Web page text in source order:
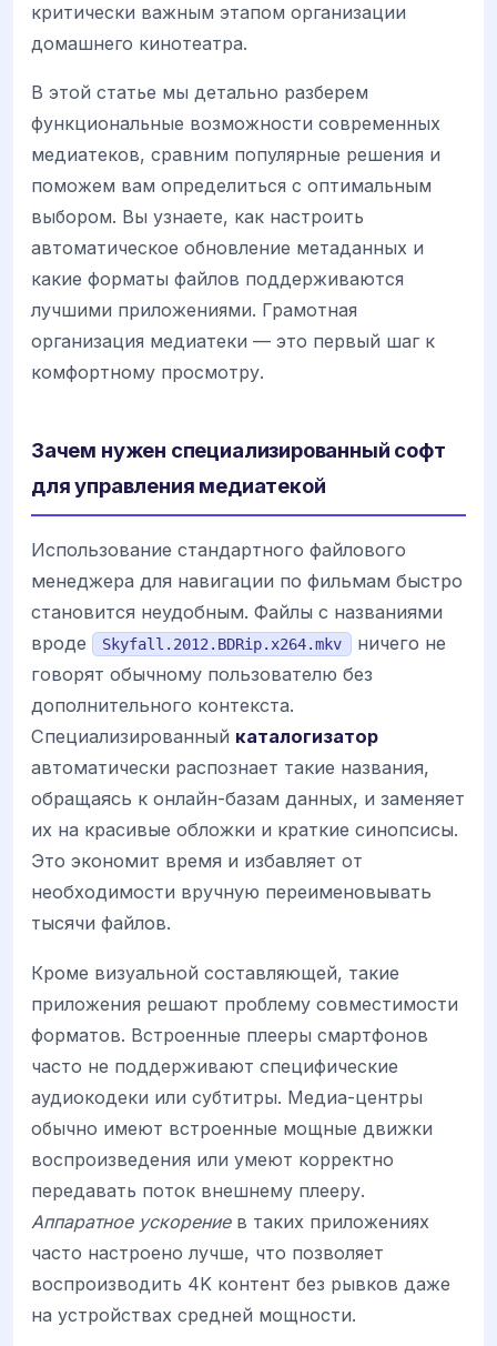
критически важным этапом организации
домашнего кинотеатра.
В этой статье мы детально разберем
функциональные возможности современных
медиатеков, сравним популярные решения и
поможем вам определиться с оптимальным
выбором. Вы узнаете, как настроить
автоматическое обновление метаданных и
какие форматы файлов поддерживаются
лучшими приложениями. Грамотная
организация медиатеки — это первый шаг к
комфортному просмотру.
Зачем нужен специализированный софт
для управления медиатекой
Использование стандартного файлового
менеджера для навигации по фильмам быстро
становится неудобным. Файлы с названиями
вроде
Skyfall.2012.BDRip.x264.mkv
ничего не
говорят обычному пользователю без
дополнительного контекста.
Специализированный каталогизатор
автоматически распознает такие названия,
обращаясь к онлайн-базам данных, и заменяет
их на красивые обложки и краткие синопсисы.
Это экономит время и избавляет от
необходимости вручную переименовывать
тысячи файлов.
Кроме визуальной составляющей, такие
приложения решают проблему совместимости
форматов. Встроенные плееры смартфонов
часто не поддерживают специфические
аудиокодеки или субтитры. Медиа-центры
обычно имеют встроенные мощные движки
воспроизведения или умеют корректно
передавать поток внешнему плееру.
Аппаратное ускорениев таких приложениях
часто настроено лучше, что позволяет
воспроизводить 4K контент без рывков даже
на устройствах средней мощности.